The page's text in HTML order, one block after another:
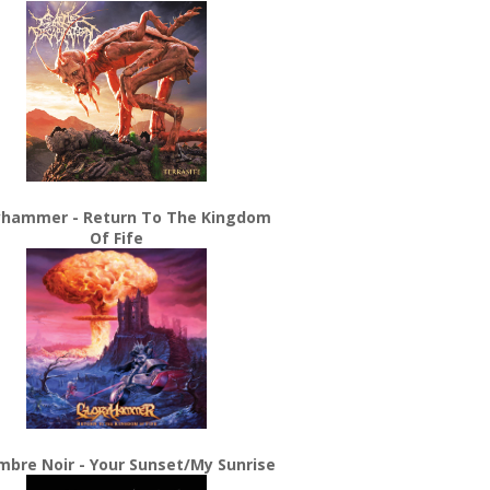
- Return To The Kingdom
Of Fife
Noir - Your Sunset/My Sunrise